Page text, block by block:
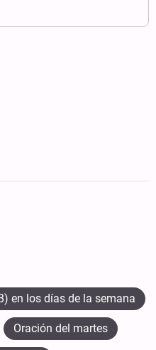
en los días de la semana
Oración del martes